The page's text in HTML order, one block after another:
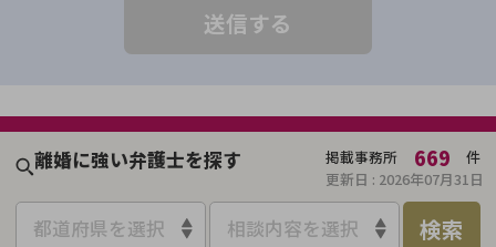
離婚に強い弁護士を探す 掲載事務所 669
件
更新日 : 2026年07月31日
都道府県を選択 相談内容を選択 検索